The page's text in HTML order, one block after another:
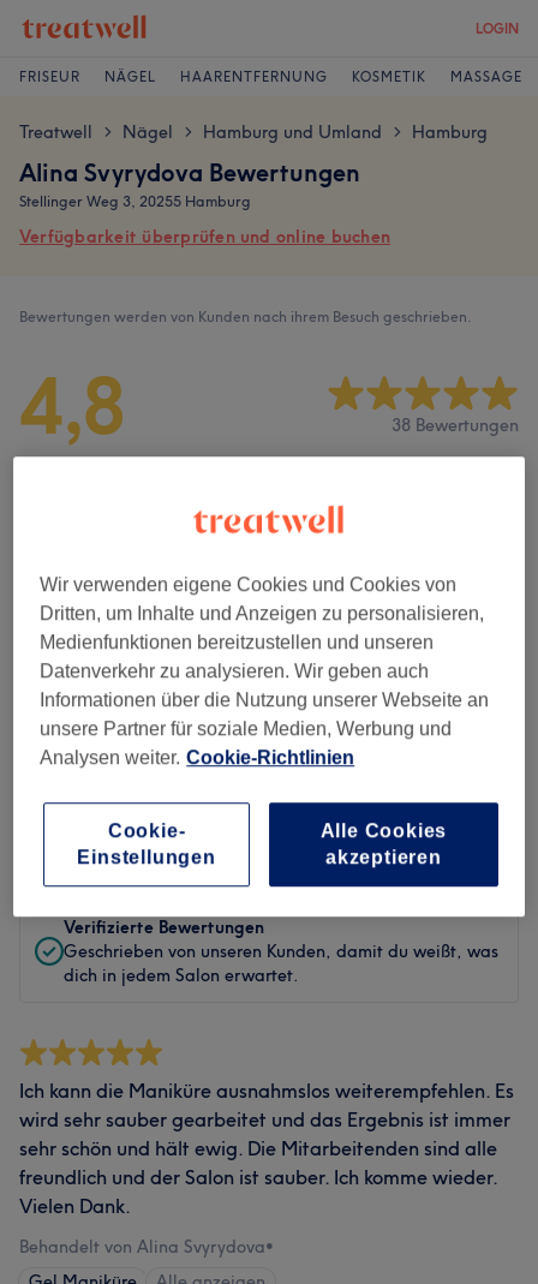
LOGIN
FRISEUR NÄGEL HAARENTFERNUNG KOSMETIK MASSAGE
Treatwell > Nägel > Hamburg und Umland > Hamburg
Alina Svyrydova Bewertungen
Stellinger Weg 3, 20255 Hamburg
Verfügbarkeit überprüfen und online buchen
Bewertungen werden von Kunden nach ihrem Besuch geschrieben.
4,8 38 Bewertungen
Service
Bewertungen filtern
Bewertung Nach Sternen filtern
Verifizierte Bewertungen
Geschrieben von unseren Kunden, damit du weißt, was
dich in jedem Salon erwartet.
Ich kann die Maniküre ausnahmslos weiterempfehlen. Es
wird sehr sauber gearbeitet und das Ergebnis ist immer
sehr schön und hält ewig. Die Mitarbeitenden sind alle
freundlich und der Salon ist sauber. Ich komme wieder.
Vielen Dank.
Behandelt von Alina Svyrydova•
Wir verwenden eigene Cookies und Cookies von
Dritten, um Inhalte und Anzeigen zu personalisieren,
Medienfunktionen bereitzustellen und unseren
Datenverkehr zu analysieren. Wir geben auch
Informationen über die Nutzung unserer Webseite an
unsere Partner für soziale Medien, Werbung und
Analysen weiter. Cookie-Richtlinien
Cookie-
Einstellungen
Alle Cookies
akzeptieren